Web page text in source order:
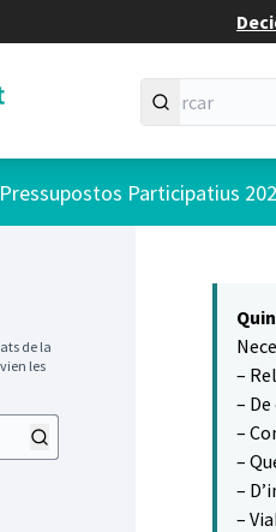
Pressupostos Participatius
de la
les
–
–
–
–
–
–